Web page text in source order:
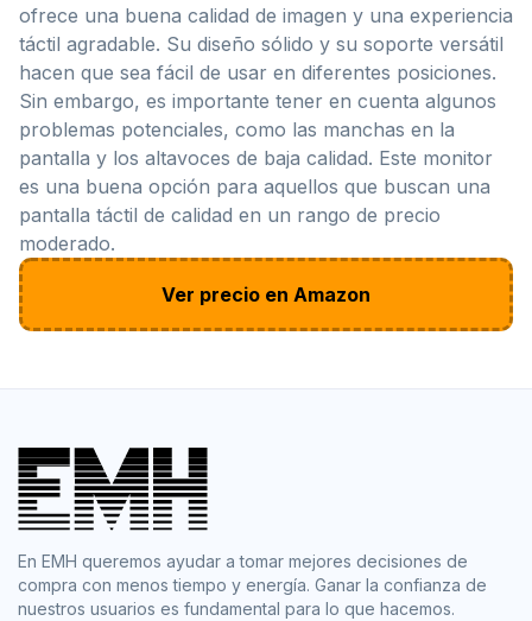
ofrece una buena calidad de imagen y una experiencia
táctil agradable. Su diseño sólido y su soporte versátil
hacen que sea fácil de usar en diferentes posiciones.
Sin embargo, es importante tener en cuenta algunos
problemas potenciales, como las manchas en la
pantalla y los altavoces de baja calidad. Este monitor
es una buena opción para aquellos que buscan una
pantalla táctil de calidad en un rango de precio
moderado.
Ver precio en Amazon
En EMH queremos ayudar a tomar mejores decisiones de
compra con menos tiempo y energía. Ganar la confianza de
nuestros usuarios es fundamental para lo que hacemos.